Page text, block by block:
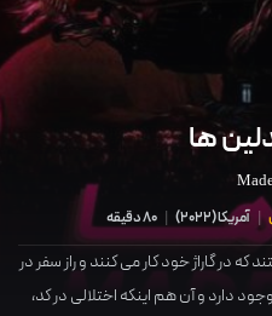
ها
| آمریکا(
2022
)
| 80 دقیقه
در گاراژ خود کار می کنند و راز سفر در
دارد و آن هم اینکه اختلالی در کد،